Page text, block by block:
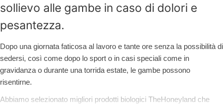
sollievo alle gambe in caso di dolori e
pesantezza.
Dopo una giornata faticosa al lavoro e tante ore senza la possibilità di
sedersi, così come dopo lo sport o in casi speciali come in
gravidanza o durante una torrida estate, le gambe possono
risentirne.
Abbiamo selezionato migliori prodotti biologici TheHoneyland che